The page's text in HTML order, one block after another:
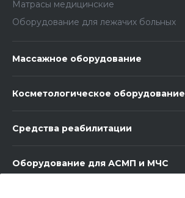
Матрасы медицинские
Оборудование для лежачих больных
Массажное оборудование
Косметологическое оборудование
Средства реабилитации
Оборудование для АСМП и МЧС